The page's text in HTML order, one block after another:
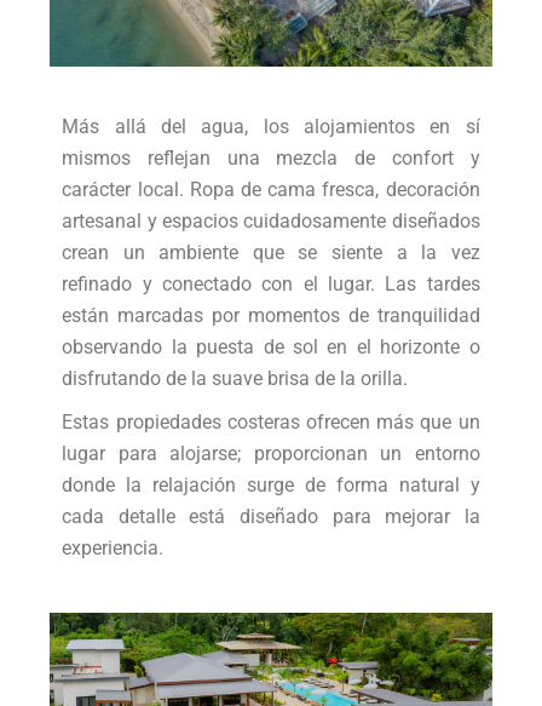
Más allá del agua, los alojamientos en sí
mismos reflejan una mezcla de confort y
carácter local. Ropa de cama fresca, decoración
artesanal y espacios cuidadosamente diseñados
crean un ambiente que se siente a la vez
refinado y conectado con el lugar. Las tardes
están marcadas por momentos de tranquilidad
observando la puesta de sol en el horizonte o
disfrutando de la suave brisa de la orilla.
Estas propiedades costeras ofrecen más que un
lugar para alojarse; proporcionan un entorno
donde la relajación surge de forma natural y
cada detalle está diseñado para mejorar la
experiencia.